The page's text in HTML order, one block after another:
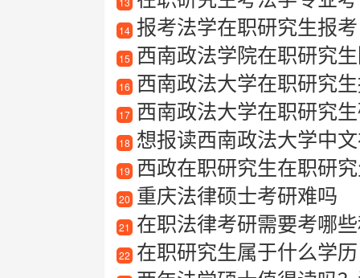
14 报考法学在职研究生报考
15 西南政法学院在职研究
16 西南政法大学在职研究生报
17 西南政法大学在职研究
18 想报读西南政法大学中文在职
19 西政在职研究生在职研
20 重庆法律硕士考研难吗
21 在职法律考研需要考哪
22 在职研究生属于什么学历